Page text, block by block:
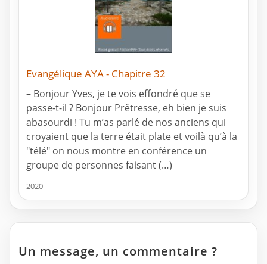
Evangélique AYA - Chapitre 32
– Bonjour Yves, je te vois effondré que se
passe-t-il ? Bonjour Prêtresse, eh bien je suis
abasourdi ! Tu m’as parlé de nos anciens qui
croyaient que la terre était plate et voilà qu’à la
"télé" on nous montre en conférence un
groupe de personnes faisant (…)
2020
Un message, un commentaire ?